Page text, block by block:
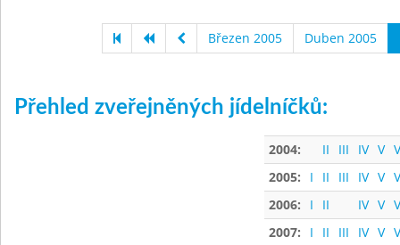
Březen 2005 Duben 2005
Přehled zveřejněných jídelníčků:
2004: II III IV V
2005:
I II III IV V
2006:
I II IV V
2007:
I II III IV V